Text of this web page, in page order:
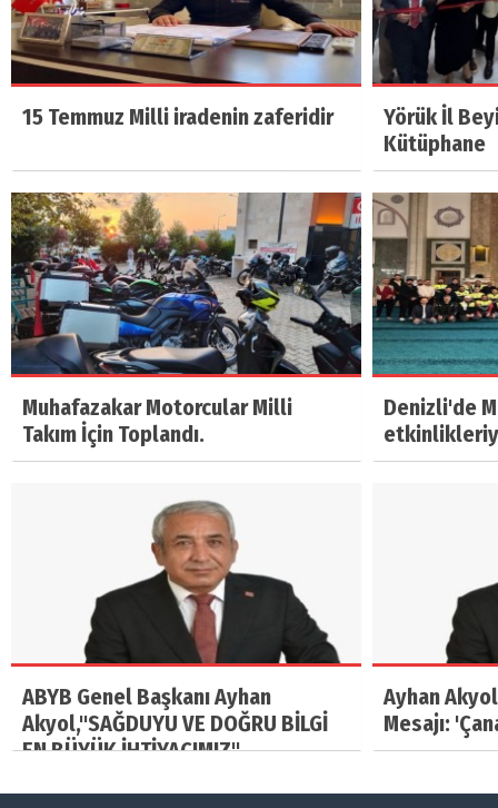
15 Temmuz Milli iradenin zaferidir
Yörük İl
Kütüphane
Muhafazakar Motorcular Milli
Takım İçin Toplandı.
Denizli'de
ABYB Genel Başkanı Ayhan
Akyol,"SAĞDUYU VE DOĞRU BİLGİ
EN BÜYÜK İHTİYACIMIZ"
Ayhan
Mesajı: